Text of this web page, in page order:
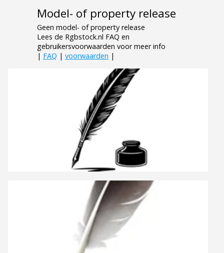
Model- of property release
Geen model- of property release
Lees de Rgbstock.nl FAQ en
gebruikersvoorwaarden voor meer info
| FAQ | voorwaarden |